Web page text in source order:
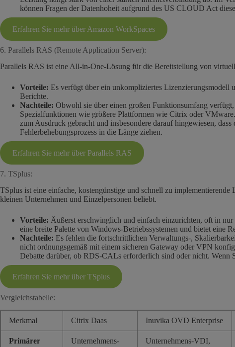
können Fragen der Datenhoheit aufgrund des US CLOUD Act
Erfahren Sie mehr über Amazon WorkSpaces
6. Parallels RAS (Remote Application Server):
Parallels RAS ist eine All-in-One-Lösung für die Bereitstellung von
Vorteile: Es verfügt über ein unkompliziertes Lizenzierungsmodell
Berichte.
Nachteile: Obwohl sie über einen großen Funktionsumfang
Spezialfunktionen wie größere Plattformen wie Citrix oder
zum Ausdruck gebracht und insbesondere darauf hingewiesen,
Fehlerbehebungsprozess in die Länge ziehen.
Erfahren Sie mehr über Parallels RAS
7. TSplus:
TSplus ist eine einfache, kostengünstige und schnell zu
kleinen Unternehmen und Einzelpersonen beliebt.
Vorteile: Äußerst erschwinglich und einfach einzurichten, oft in
eine breite Palette von Windows-Betriebssystemen und bietet eine
Nachteile: Es fehlen die fortschrittlichen Verwaltungs-,
nicht ordnungsgemäß mit einem sicheren Gateway oder VPN
Debatte darüber, ob RDS-CALs erforderlich sind oder nicht.
Erfahren Sie mehr über TSplus
Vergleichstabelle:
Merkmal Citrix Daas Inuvika OVD Enterprise
Primärer
Unternehmens-
Unternehmens-VDI,